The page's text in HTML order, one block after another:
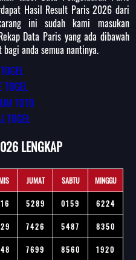
Hasil Result Paris 2026 dari
ini sudah kami masukan
Data Paris yang ada dibawah
anda semua nantinya.
LENGKAP
JUMAT
5289
7426
7699
SABTU
0159
5487
8560
MINGGU
6224
8350
1920